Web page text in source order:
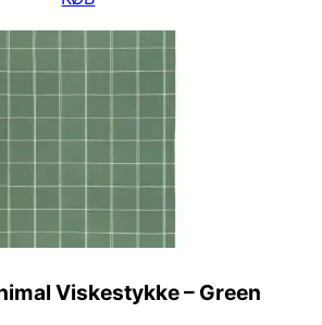
Viskestykke – Green